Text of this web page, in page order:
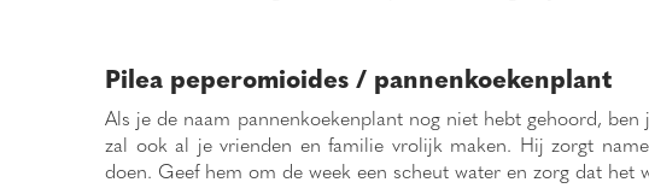
Pilea peperomioides / pannenkoekenplant
Als je de naam pannenkoekenplant nog niet hebt gehoord,
zal ook al je vrienden en familie vrolijk maken. Hij zorgt
doen. Geef hem om de week een scheut water en zorg dat